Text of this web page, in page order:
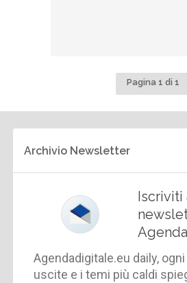
Pagina 1 di 1
Archivio Newsletter
Iscriviti
Agendadigitale.eu daily,
uscite e i temi più caldi